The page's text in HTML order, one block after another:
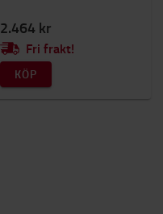
2.464 kr
Fri frakt!
KÖP